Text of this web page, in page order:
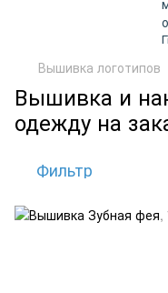
Вышивка логотипов
Вышивка и
одежду на
Фильтр